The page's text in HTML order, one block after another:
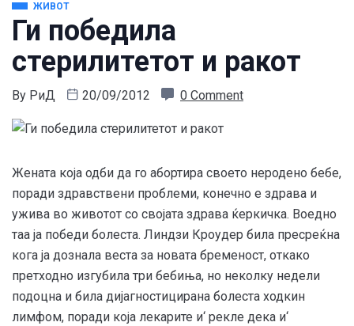
ЖИВОТ
Ги победила
стерилитетот и ракот
By РиД 20/09/2012 0 Comment
Жената која одби да го абортира своето неродено бебе,
поради здравствени проблеми, конечно е здрава и
ужива во животот со својата здрава ќеркичка. Воедно
таа ја победи болеста. Линдзи Кроудер била пресреќна
кога ја дознала веста за новата бременост, откако
претходно изгубила три бебиња, но неколку недели
подоцна и била дијагностицирана болеста ходкин
лимфом, поради која лекарите и‘ рекле дека и‘